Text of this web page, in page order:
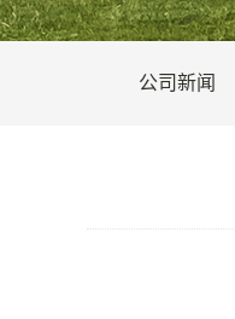
公司新闻